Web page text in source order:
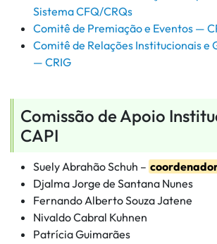
Sistema CFQ/CRQs
Comitê de Premiação e Eventos —
Comitê de Relações Institucionais e
— CRIG
Comissão de Apoio
CAPI
Suely Abrahão Schuh –
Djalma Jorge de Santana Nunes
Fernando Alberto Souza Jatene
Nivaldo Cabral Kuhnen
Patrícia Guimarães